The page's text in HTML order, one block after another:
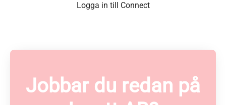
Logga in till Connect
Jobbar du redan på